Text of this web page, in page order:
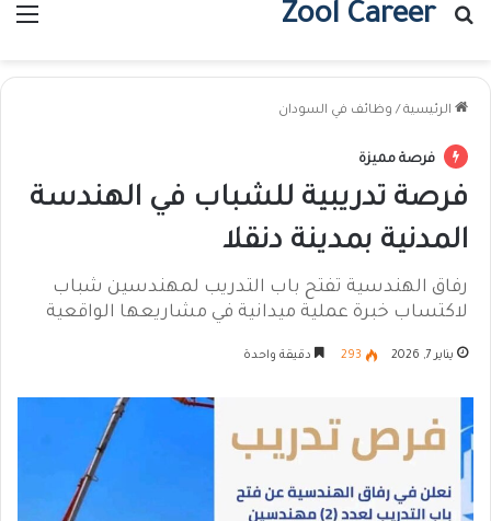
Zool Career
بحث عن
الرئيسية / وظائف في السودان
فرصة مميزة
فرصة تدريبية للشباب في الهندسة
المدنية بمدينة دنقلا
رفاق الهندسية تفتح باب التدريب لمهندسين شباب
لاكتساب خبرة عملية ميدانية في مشاريعها الواقعية
يناير 7, 2026 293 دقيقة واحدة